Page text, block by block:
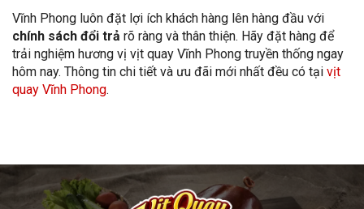
Vĩnh Phong luôn đặt lợi ích khách hàng lên hàng đầu với
chính sách đổi trả rõ ràng và thân thiện. Hãy đặt hàng để
trải nghiệm hương vị vịt quay Vĩnh Phong truyền thống ngay
hôm nay. Thông tin chi tiết và ưu đãi mới nhất đều có tại vịt
quay Vĩnh Phong.